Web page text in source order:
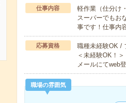
仕事内容
軽作業（仕分け
スーパーでもお
事です！仕事内
応募資格
職種未経験OK /
＜未経験OK！
メールにてweb
職場の雰囲気